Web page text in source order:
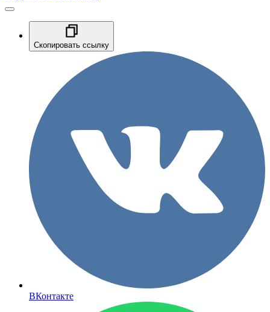
Скопировать ссылку
ВКонтакте